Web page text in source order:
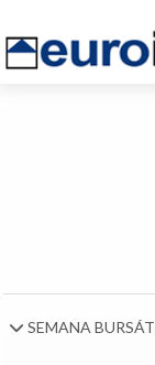
SEMANA